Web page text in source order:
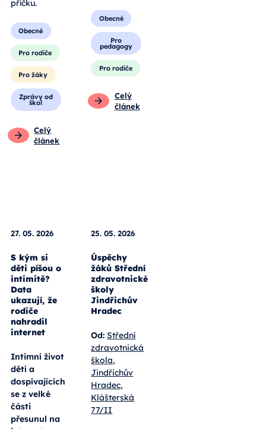
kraji a v
srovnání
obsadil
čtrnáctou
příčku.
Obecné
Pro žáky
režim.
Zákazy
ustupují do
pozadí.
Pro
pedagogy
27. 05. 2026
S kým si
děti píšou o
Data
ukazují, že
rodiče
nahradil
internet
Intimní život
25. 05. 2026
žáků Střední
zdravotnické
školy
Jindřichův
Hradec
Od: Střední
zdravotnická